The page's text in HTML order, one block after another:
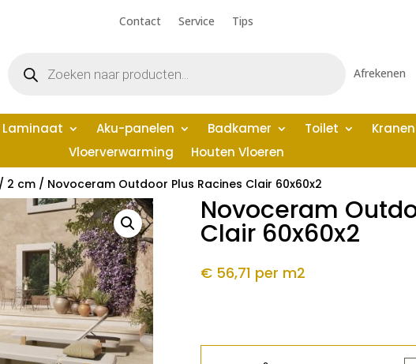
Contact Service Tips
zoeken Afrekenen
Laminaat Aku-panelen Badkamer Toilet Kranen
Vloerverwarming
Houten Vloeren
2 cm/ Novoceram Outdoor Plus Racines Clair 60x60x2
Novoceram
Clair 60x60x2
€ 56,71 per m2